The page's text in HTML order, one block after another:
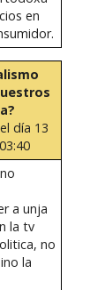
en
el día 13
a unja
la tv
no
la